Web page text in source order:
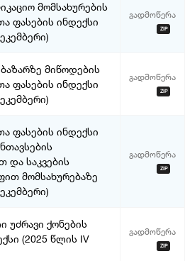
მომსახურების
ფასების ინდექსი
გადმოწერა
ZIP
მიწოდების
ფასების ინდექსი
გადმოწერა
ZIP
ფასების ინდექსი
და საკვების
მომსახურებაზე
გადმოწერა
ZIP
უძრავი ქონების
(2025 წლის IV
გადმოწერა
ZIP